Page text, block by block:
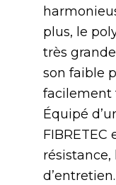
plus, le
très
son faible
facilement
Équipé
FIBRETEC
d’entretien.